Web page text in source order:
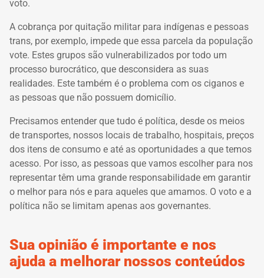
voto.
A cobrança por quitação militar para indígenas e pessoas
trans, por exemplo, impede que essa parcela da população
vote. Estes grupos são vulnerabilizados por todo um
processo burocrático, que desconsidera as suas
realidades. Este também é o problema com os ciganos e
as pessoas que não possuem domicílio.
Precisamos entender que tudo é política, desde os meios
de transportes, nossos locais de trabalho, hospitais, preços
dos itens de consumo e até as oportunidades a que temos
acesso. Por isso, as pessoas que vamos escolher para nos
representar têm uma grande responsabilidade em garantir
o melhor para nós e para aqueles que amamos. O voto e a
política não se limitam apenas aos governantes.
Sua opinião é importante e nos
ajuda a melhorar nossos conteúdos